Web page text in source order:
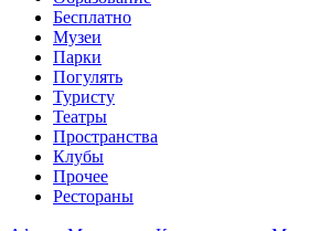
Бесплатно
Музеи
Парки
Погулять
Туристу
Театры
Пространства
Клубы
Прочее
Рестораны